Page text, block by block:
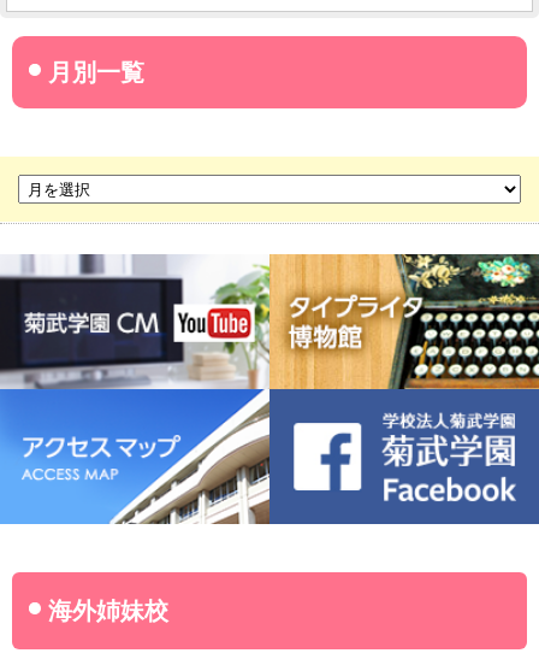
菊武学園からのお知らせ
名古屋産業大学
菊華高等学校
菊武ビジネス専門学校
名古屋ウェディング＆フラワー・ビューティ学院
菊武幼稚園
稲葉保育園
海外姉妹校